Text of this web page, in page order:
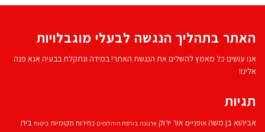
האתר בתהליך הנגשה לבעלי מוגבלויות
אנו עושים כל מאמץ להשלים את הנגשת האתר! במידה ונתקלת בבעיה אנא פנה
אלינו!
תגיות
אביהוא בן משהאופניים אור ירוק ארנונה בורסת היהלומים בחירות מקומיות ביטוח בית